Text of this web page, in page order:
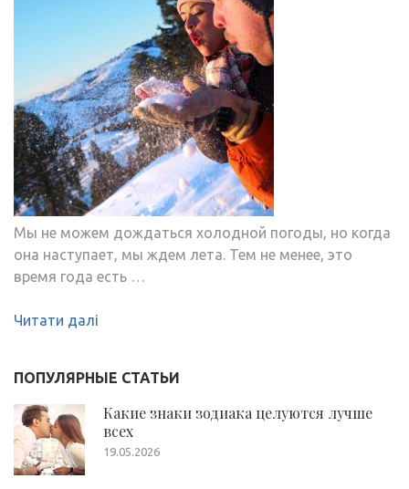
Мы не можем дождаться холодной погоды, но когда
она наступает, мы ждем лета. Тем не менее, это
время года есть …
Читати далі
ПОПУЛЯРНЫЕ СТАТЬИ
Какие знаки зодиака целуются лучше
всех
19.05.2026